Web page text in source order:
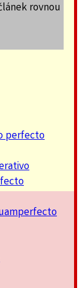
rovnou
perfecto